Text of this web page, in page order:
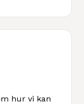
hur vi kan